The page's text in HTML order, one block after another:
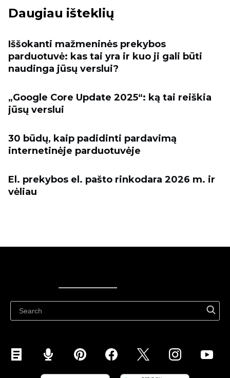
Daugiau išteklių
Iššokanti mažmeninės prekybos
parduotuvė: kas tai yra ir kuo ji gali būti
naudinga jūsų verslui?
„Google Core Update 2025“: ką tai reiškia
jūsų verslui
30 būdų, kaip padidinti pardavimą
internetinėje parduotuvėje
El. prekybos el. pašto rinkodara 2026 m. ir
vėliau